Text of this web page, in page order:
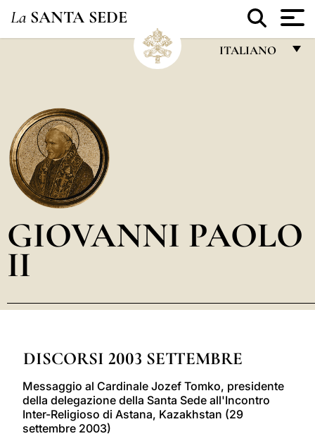
La SANTA SEDE
ITALIANO
POLSKI
GIOVANNI PAOLO
II
DISCORSI 2003 SETTEMBRE
Messaggio al Cardinale Jozef Tomko, presidente
della delegazione della Santa Sede all'Incontro
Inter-Religioso di Astana, Kazakhstan (29
settembre 2003)